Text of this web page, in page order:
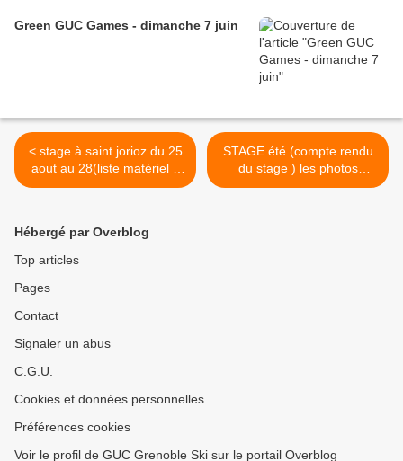
Green GUC Games - dimanche 7 juin
< stage à saint jorioz du 25
aout au 28(liste matériel à
prendre et rappel horaire )
STAGE été (compte rendu
du stage ) les photos
arrivent bientôt >
Hébergé par Overblog
Top articles
Pages
Contact
Signaler un abus
C.G.U.
Cookies et données personnelles
Préférences cookies
Voir le profil de GUC Grenoble Ski sur le portail Overblog